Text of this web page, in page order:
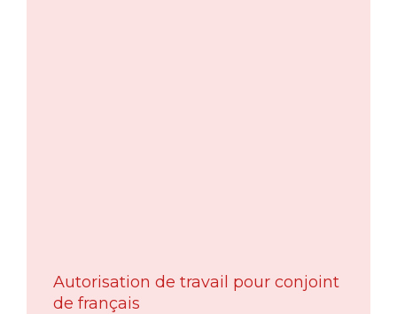
Autorisation de travail pour conjoint
de français